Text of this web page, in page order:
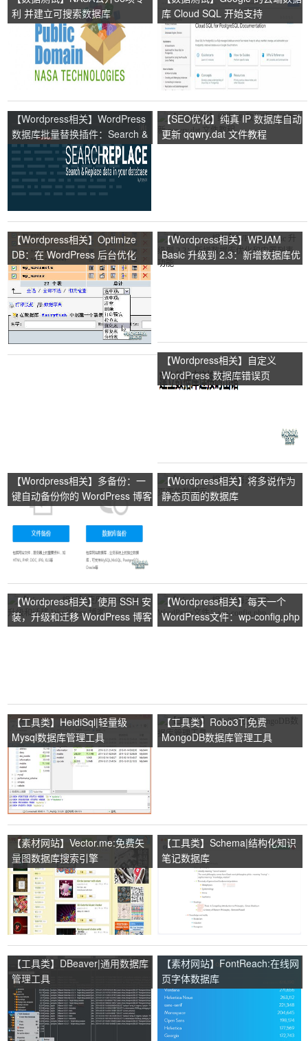
利 并建立可搜索数据库
库 Cloud SQL 开始支持
PostgreSQL
【Wordpress相关】WordPress
数据库批量替换插件：Search &
Replace
【SEO优化】纯真 IP 数据库自动
更新 qqwry.dat 文件教程
【Wordpress相关】Optimize
DB：在 WordPress 后台优化
MySQL 数据库
【Wordpress相关】WPJAM
Basic 升级到 2.3：新增数据库优
化和内置列表功能
【Wordpress相关】自定义
WordPress 数据库错误页
【Wordpress相关】多备份：一
键自动备份你的 WordPress 博客
【Wordpress相关】将多说作为
静态页面的数据库
【Wordpress相关】使用 SSH 安
装，升级和迁移 WordPress 博客
【Wordpress相关】每天一个
WordPress文件：wp-config.php
【工具类】HeidiSql|轻量级
Mysql数据库管理工具
【工具类】Robo3T|免费
MongoDB数据库管理工具
【素材网站】Vector.me:免费矢
量图数据库搜索引擎
【工具类】Schema|结构化知识
笔记数据库
【工具类】DBeaver|通用数据库
管理工具
【素材网站】FontReach:在线网
页字体数据库